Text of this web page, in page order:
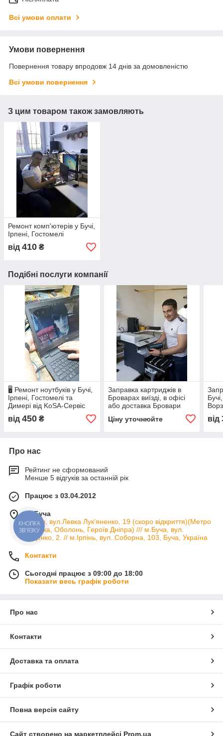
Всі умови оплати
Умови повернення
Повернення товару впродовж 14 днів за домовленістю
Всі умови повернення
З цим товаром також замовляють
Ремонт комп'ютерів у Бучі,
Ірпені, Гостомелі
від 410 ₴
Подібні послуги компанії
🖥️ Ремонт ноутбуків у Бучі,
Ірпені, Гостомелі та
Димері від KoSA-Сервіс
від 450 ₴
Заправка картриджів в
Броварах виїзді, в офісі
або доставка Бровари
Ціну уточнюйте
від
Про нас
Рейтинг не сформований
Менше 5 відгуків за останній рік
Працює з 03.04.2012
м. Буча
м.Київ, вул.Левка Лук'яненко, 19 (скоро відкриття)(Метро
Мінська, Оболонь, Героїв Дніпра) /// м.Буча, вул.
Руденко, 2. // м.Ірпінь, вул..Соборна, 103, Буча, Україна
Контакти
Сьогодні працює з 09:00 до 18:00
Показати весь графік роботи
Про нас
Контакти
Доставка та оплата
Графік роботи
Повна версія сайту
Сайт створено на маркетплейсі Prom.ua
КНОПКА
ЗВ'ЯЗКУ